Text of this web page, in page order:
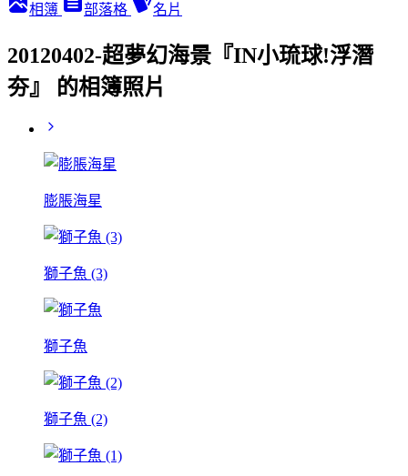
相簿 部落格 名片
20120402-超夢幻海景『IN小琉球!浮潛
夯』 的相簿照片
膨脹海星
獅子魚 (3)
獅子魚
獅子魚 (2)